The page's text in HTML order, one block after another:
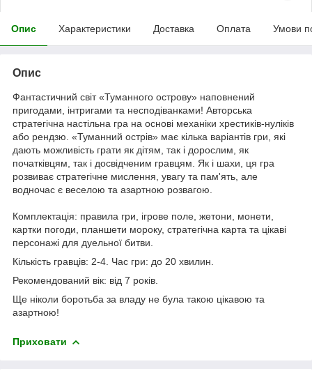
Опис Характеристики Доставка Оплата Умови
Опис
Фантастичний світ «Туманного острову» наповнений
пригодами, інтригами та несподіванками! Авторська
стратегічна настільна гра на основі механіки хрестиків-нуліків
або рендзю. «Туманний острів» має кілька варіантів гри, які
дають можливість грати як дітям, так і дорослим, як
початківцям, так і досвідченим гравцям. Як і шахи, ця гра
розвиває стратегічне мислення, увагу та пам'ять, але
водночас є веселою та азартною розвагою.
Комплектація: правила гри, ігрове поле, жетони, монети,
картки погоди, планшети мороку, стратегічна карта та цікаві
персонажі для дуельної битви.
Кількість гравців: 2-4. Час гри: до 20 хвилин.
Рекомендований вік: від 7 років.
Ще ніколи боротьба за владу не була такою цікавою та
азартною!
Приховати